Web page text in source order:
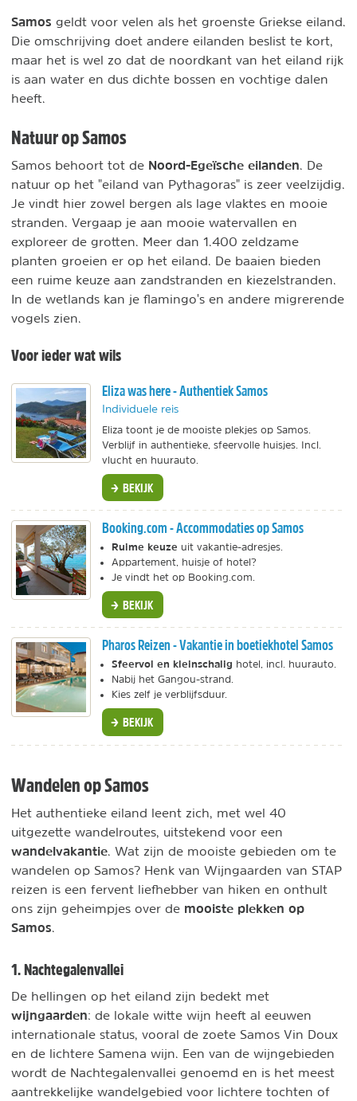
Samos geldt voor velen als het groenste Griekse eiland.
Die omschrijving doet andere eilanden beslist te kort,
maar het is wel zo dat de noordkant van het eiland rijk
is aan water en dus dichte bossen en vochtige dalen
heeft.
Natuur op Samos
Samos behoort tot de Noord-Egeïsche eilanden . De
natuur op het "eiland van Pythagoras" is zeer veelzijdig.
Je vindt hier zowel bergen als lage vlaktes en mooie
stranden. Vergaap je aan mooie watervallen en
exploreer de grotten. Meer dan 1.400 zeldzame
planten groeien er op het eiland. De baaien bieden
een ruime keuze aan zandstranden en kiezelstranden.
In de wetlands kan je flamingo's en andere migrerende
vogels zien.
Voor ieder wat wils
Eliza was here - Authentiek Samos
Individuele reis
Eliza toont je de mooiste plekjes op Samos.
Verblijf in authentieke, sfeervolle huisjes. Incl.
vlucht en huurauto.
BEKIJK
Booking.com - Accommodaties op Samos
Ruime keuze uit vakantie-adresjes.
Appartement, huisje of hotel?
Je vindt het op Booking.com.
BEKIJK
Pharos Reizen - Vakantie in boetiekhotel Samos
Sfeervol en kleinschalig hotel, incl. huurauto.
Nabij het Gangou-strand.
Kies zelf je verblijfsduur.
BEKIJK
Wandelen op Samos
Het authentieke eiland leent zich, met wel 40
uitgezette wandelroutes, uitstekend voor een
wandelvakantie . Wat zijn de mooiste gebieden om te
wandelen op Samos? Henk van Wijngaarden van STAP
reizen is een fervent liefhebber van hiken en onthult
ons zijn geheimpjes over de mooiste plekken op
Samos
1. Nachtegalenvallei
De hellingen op het eiland zijn bedekt met
wijngaarden: de lokale witte wijn heeft al eeuwen
internationale status, vooral de zoete Samos Vin Doux
en de lichtere Samena wijn. Een van de wijngebieden
wordt de Nachtegalenvallei genoemd en is het meest
aantrekkelijke wandelgebied voor lichtere tochten of